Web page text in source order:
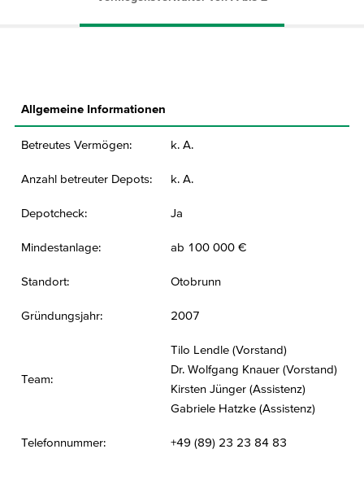
Allgemeine Informationen
Betreutes Vermögen: k. A.
Anzahl betreuter Depots: k. A.
Depotcheck: Ja
Mindestanlage: ab 100 000 €
Standort: Otobrunn
Gründungsjahr: 2007
Team:
Tilo Lendle (Vorstand)
Dr. Wolfgang Knauer (Vorstand)
Kirsten Jünger (Assistenz)
Gabriele Hatzke (Assistenz)
Telefonnummer: +49 (89) 23 23 84 83